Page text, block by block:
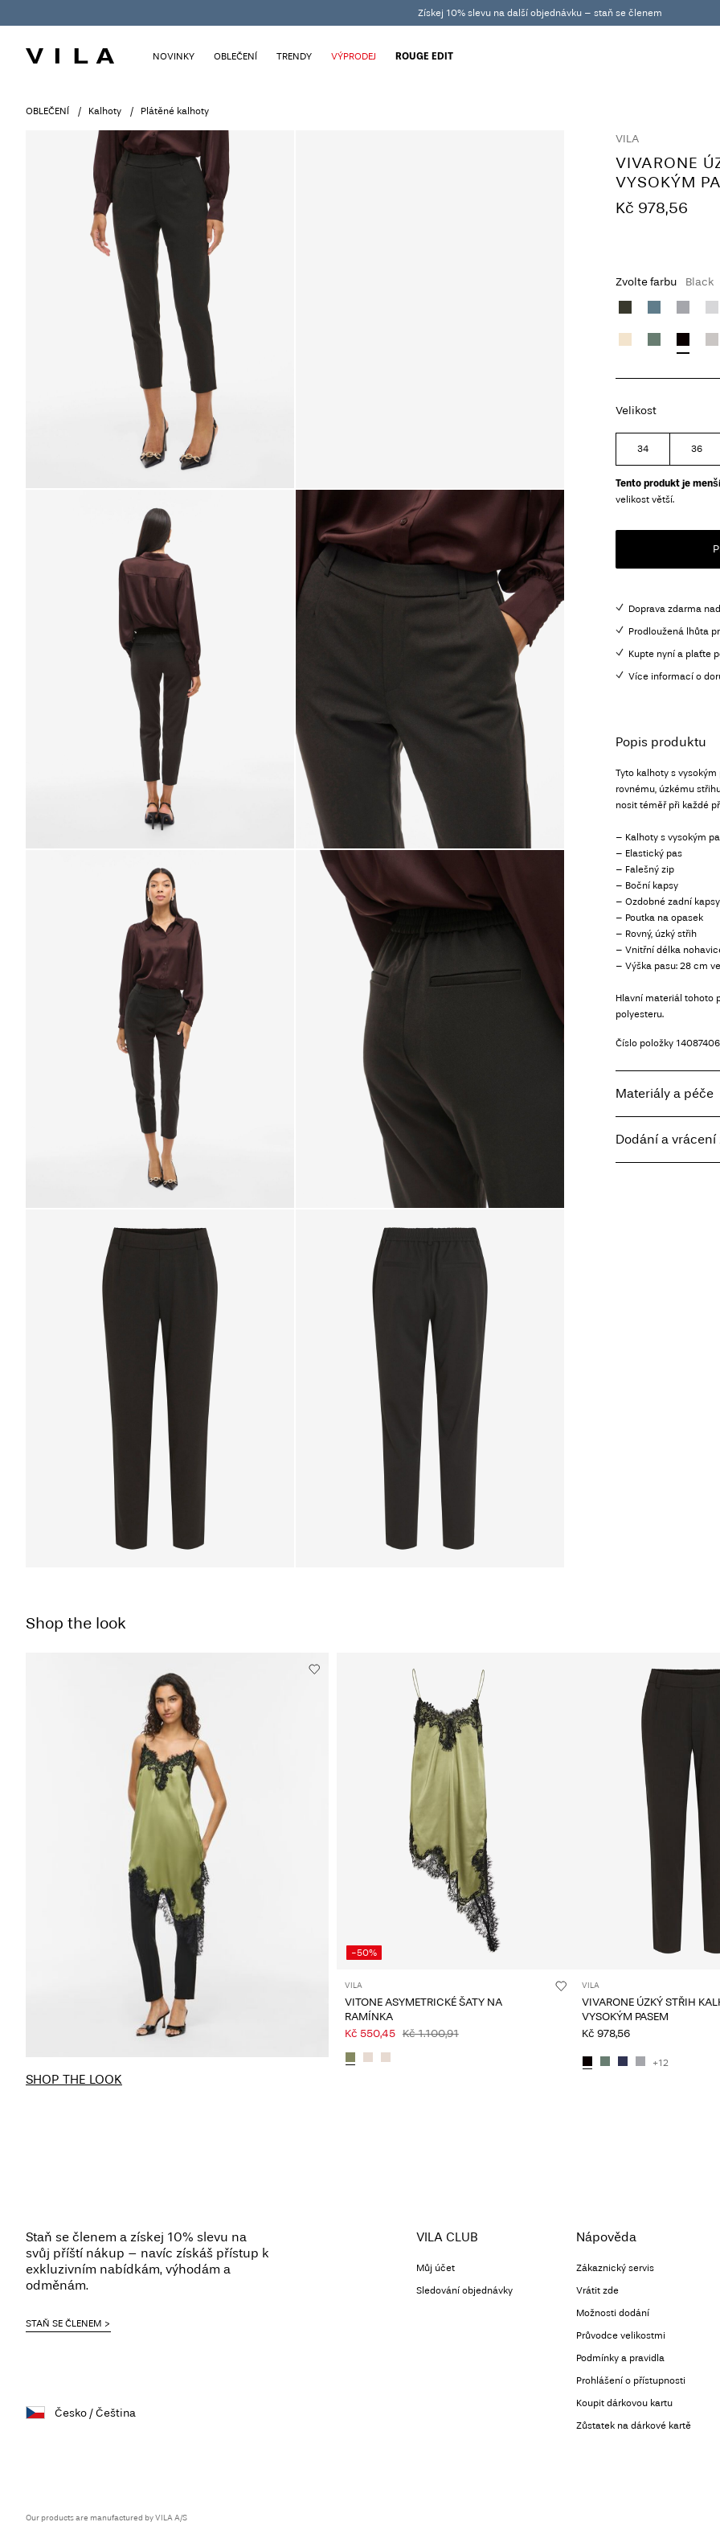
Získej 10% slevu na další objednávku – staň se členem
NOVINKY OBLEČENÍ TRENDY VÝPRODEJ ROUGE EDIT
OBLEČENÍ Kalhoty Plátěné kalhoty
VILA
VIVARONE
VYSOKÝM
Kč 978,56
Zvolte farbu Black
Velikost
34 36
Tento produkt je
velikost větší.
Doprava zdarma
Prodloužená lhůta
Kupte nyní a plaťte
Více informací o
Popis produktu
Tyto kalhoty s
rovnému, úzkému
nosit téměř při každé
– Kalhoty s vysokým
– Elastický pas
– Falešný zip
– Boční kapsy
– Ozdobné zadní kapsy
– Poutka na opasek
– Rovný, úzký střih
– Vnitřní délka
– Výška pasu: 28 cm
Hlavní materiál tohoto
polyesteru.
Číslo položky
Materiály a péče
Dodání a vrácení
Shop the look
SHOP THE LOOK
-50%
VILA
VITONE ASYMETRICKÉ ŠATY NA
RAMÍNKA
Kč 550,45 Kč 1.100,91
VILA
VIVARONE ÚZKÝ STŘIH
VYSOKÝM PASEM
Kč 978,56
+12
Staň se členem a získej 10% slevu na
svůj příští nákup – navíc získáš přístup k
exkluzivním nabídkám, výhodám a
odměnám.
STAŇ SE ČLENEM
VILA CLUB
Můj účet
Sledování objednávky
Nápověda
Zákaznický servis
Vrátit zde
Možnosti dodání
Průvodce velikostmi
Podmínky a pravidla
Prohlášení o přístupnosti
Koupit dárkovou kartu
Zůstatek na dárkové kartě
Česko / Čeština
Our products are manufactured by VILA A/S